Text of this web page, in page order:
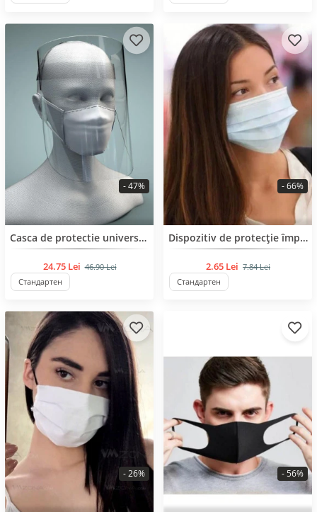
BESTSELLERCasca de protectie universala a feței
24.75 Lei 46.90 Lei
- 47%
Стандартен
BESTSELLERDispozitiv de protecție împotriva răspândirii bolii.
2.65 Lei 7.84 Lei
- 66%
Стандартен
- 26% - 56%